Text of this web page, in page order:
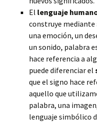
El lenguaje
construye mediante
una emoción, un
un sonido, palabra
hace referencia a
puede diferenciar el
que el signo hace
aquello que
palabra, una
lenguaje simbólico